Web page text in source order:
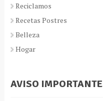
Reciclamos
Recetas Postres
Belleza
Hogar
AVISO IMPORTANTE